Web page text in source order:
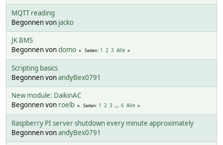
MQTT reading
Begonnen von jacko
JK BMS
Begonnen vondomo Seiten 1 2 3 Alle
Scripting basics
Begonnen vonandyBex0791
New module: DaikinAC
Begonnen von roelb Seiten 1 2 3 ... 6 Alle
Raspberry PI server shutdown every minute approximately
Begonnen vonandyBex0791